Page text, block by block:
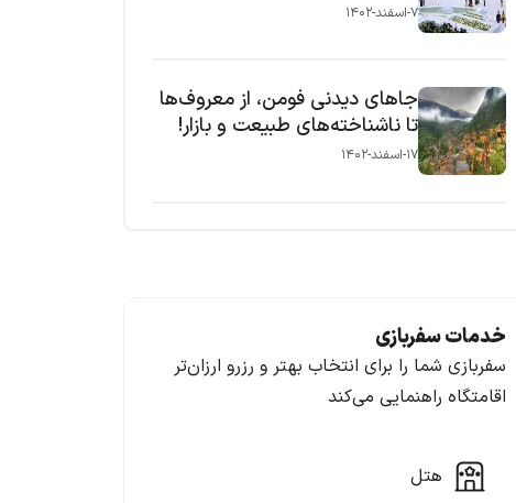
۷-اسفند-۱۴۰۲
جاهای دیدنی فومن، از معروف‌ها
تا ناشناخته‌های طبیعت و بازار!
۱۷-اسفند-۱۴۰۲
خدمات سفربازی
سفربازی شما را برای انتخاب بهتر و رزرو ارزان‌تر
اقامتگاه راهنمایی می‌کند
هتل